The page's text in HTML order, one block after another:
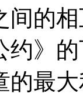
间的
约》
的最